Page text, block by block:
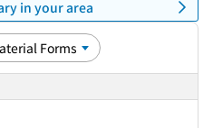
in your area